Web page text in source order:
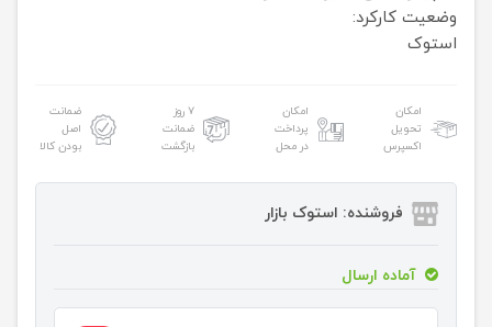
وضعیت کارکرد:
استوک
امکان
تحویل
اکسپرس
امکان
پرداخت
در محل
۷ روز
ضمانت
بازگشت
ضمانت
اصل
بودن کالا
فروشنده: استوک بازار
آماده ارسال